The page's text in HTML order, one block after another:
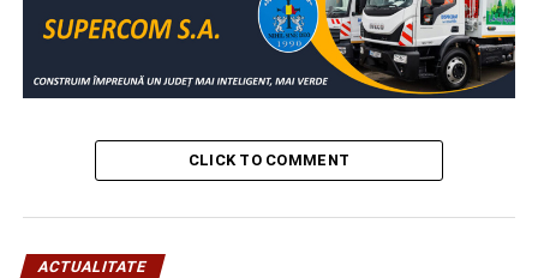
Deputatul USR Dumitru Lupescu deschide
cabinet parlamentar şi în oraşul Găeşti
NU RATAȚI
etapa de evaluare la ADR Sud Muntenia
CLICK TO COMMENT
ACTUALITATE